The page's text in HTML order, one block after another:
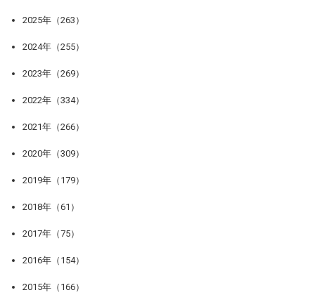
2025年（263）
2024年（255）
2023年（269）
2022年（334）
2021年（266）
2020年（309）
2019年（179）
2018年（61）
2017年（75）
2016年（154）
2015年（166）